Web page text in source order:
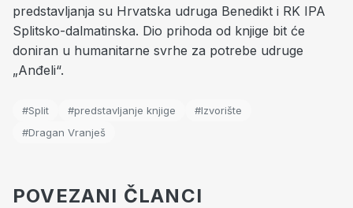
predstavljanja su Hrvatska udruga Benedikt i RK IPA
Splitsko-dalmatinska. Dio prihoda od knjige bit će
doniran u humanitarne svrhe za potrebe udruge
„Anđeli“.
#Split #predstavljanje knjige
#Izvorište
#Dragan Vranješ
POVEZANI ČLANCI